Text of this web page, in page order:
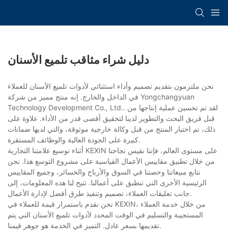
دليل شراء مثاقب تلميع الأسنان
نحن ملتزمون بتقديم تصميم وأداء استثنائي لأدوات تلميع الأسنان للعملاء
في الداخل والخارج. إنه منتج مميز من شركة Yongchangyuan
Technology Development Co., Ltd.. لقد تم تحسين عملية إنتاجها من
قبل فريق البحث والتطوير لدينا لتحقيق أقصى قدر من الأداء. علاوة على
ذلك، تم اختبار المنتج من قبل وكالة خارجية موثوقة، والتي لديها ضمانات
كبيرة على الجودة العالية والوظائف المستقرة.
أثناء توسيع علامتنا التجارية KEXIN على مستوى العالم، فإننا نقيس نجاحنا
من خلال تطبيق مقاييس الأعمال القياسية على مشروع التوسع هذا. نحن
نتابع مبيعاتنا وحصتنا في السوق والأرباح والخسائر، وجميع المقاييس
الرئيسية الأخرى التي تنطبق على أعمالنا. تتيح لنا هذه المعلومات، إلى
جانب تعليقات العملاء، تصميم وتنفيذ طرق أفضل لإدارة الأعمال.
نحن نقدم باستمرار قيمة للعملاء في KEXIN، من خلال خدمة العملاء
المستجيبة والتسليم في الوقت المحدد لأدوات تلميع الأسنان التي يتم
تقديمها بسعر عادل. التميز في الخدمة هو جوهر قيمنا.